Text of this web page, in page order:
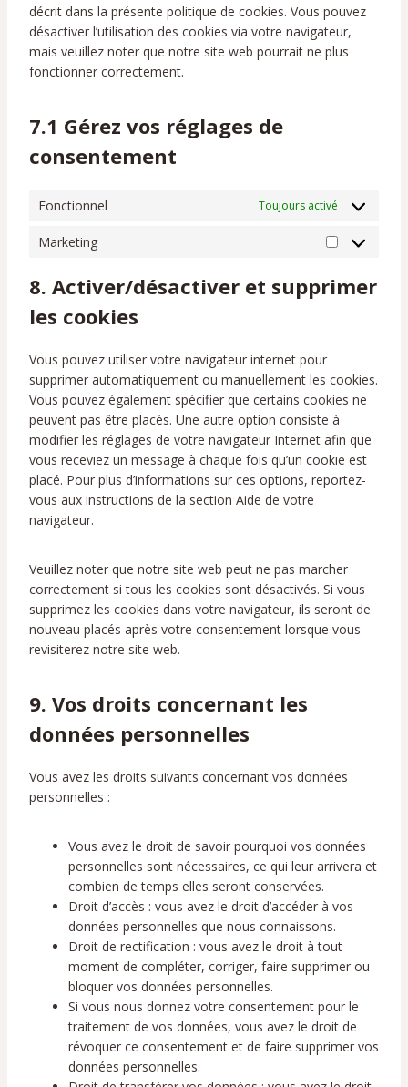
v
i
c
e
e
r
v
r
décrit dans la présente politique de cookies. Vous pouvez
désactiver l’utilisation des cookies via votre navigateur,
mais veuillez noter que notre site web pourrait ne plus
fonctionner correctement.
7.1 Gérez vos réglages de
consentement
Fonctionnel Toujours activé
Marketing
M
r
8. Activer/désactiver et supprimer
les cookies
Vous pouvez utiliser votre navigateur internet pour
supprimer automatiquement ou manuellement les cookies.
Vous pouvez également spécifier que certains cookies ne
peuvent pas être placés. Une autre option consiste à
modifier les réglages de votre navigateur Internet afin que
vous receviez un message à chaque fois qu’un cookie est
placé. Pour plus d’informations sur ces options, reportez-
vous aux instructions de la section Aide de votre
navigateur.
Veuillez noter que notre site web peut ne pas marcher
correctement si tous les cookies sont désactivés. Si vous
supprimez les cookies dans votre navigateur, ils seront de
nouveau placés après votre consentement lorsque vous
revisiterez notre site web.
9. Vos droits concernant les
données personnelles
Vous avez les droits suivants concernant vos données
personnelles :
Vous avez le droit de savoir pourquoi vos données
personnelles sont nécessaires, ce qui leur arrivera et
combien de temps elles seront conservées.
Droit d’accès : vous avez le droit d’accéder à vos
données personnelles que nous connaissons.
Droit de rectification : vous avez le droit à tout
moment de compléter, corriger, faire supprimer ou
bloquer vos données personnelles.
Si vous nous donnez votre consentement pour le
traitement de vos données, vous avez le droit de
révoquer ce consentement et de faire supprimer vos
données personnelles.